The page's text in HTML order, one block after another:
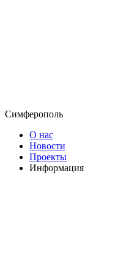
Симферополь
О нас
Новости
Проекты
Информация